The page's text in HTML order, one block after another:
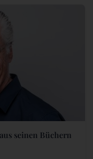
seinen Büchern